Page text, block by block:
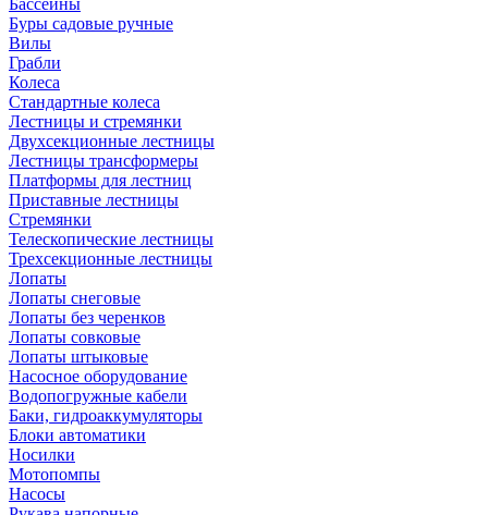
Бассейны
Буры садовые ручные
Вилы
Грабли
Колеса
Стандартные колеса
Лестницы и стремянки
Двухсекционные лестницы
Лестницы трансформеры
Платформы для лестниц
Приставные лестницы
Стремянки
Телескопические лестницы
Трехсекционные лестницы
Лопаты
Лопаты снеговые
Лопаты без черенков
Лопаты совковые
Лопаты штыковые
Насосное оборудование
Водопогружные кабели
Баки, гидроаккумуляторы
Блоки автоматики
Носилки
Мотопомпы
Насосы